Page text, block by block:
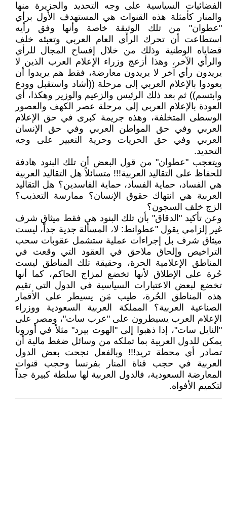
الفضائيات السياسية على وجه التحديد والجزيرة منها
والمنار كأمثلة هذه القنوات هي المستهدف الأول برأي
"عطوان" من تلك الوثيقة خاصة وأنها وفق رأيه
استطاعت أن تحرك الرأي العام العربي وتعبئه خلف
قضاياه الوطنية وذلك من خلال إفساح المجال للرأي
والرأي الآخر، وهذا أزعج وزراء الإعلام العرب الذين لا
يريدون رأي آخر لا يريدون معارضة، فقط هم يريدوا أن
يعودوا بالإعلام العربي إلى مرحلة ((أشاد واستقبل وودع
وابتسم)) ثم بعد ذلك الرئيس والزعيم والوزير وهكذا، أي
العودة بالإعلام العربي إلى مرحلة عصر الكهف والعصور
الوسطى المتخلفة، وهذه جريمة كبرى في حق الإعلام
العربي وفي حق المواطن العربي وفي حق الإنسان
العربي وفي حق الحريات وحرية التعبير على وجه
التحديد.
ويتعجب "عطوان" من قول البعض أن تلك البنود هادفة
للحفاظ على التقاليد العربية!!! متسائلاً هل التقاليد العربية
هي الفساد، حماية الفساد، حماية الفاسدين؟ هل التقاليد
العربية هي انتهاك حقوق الإنسان؟ ممارسة التعذيب؟
الزج خلف السجون؟
وعن تأكيد "الدقاق" بأن تلك البنود هي فقط ميثاق شرف
غير إلزامي يقول "عطوانط: لا، المسألة جدية جداً، ليست
ميثاق شرف بل إجراءات عملية ستشمل عقوبات سحب
التراخيص وإلحاق ملاحق في العقود التي وقعت في
المناطق الإعلامية الحرة، وحقيقة تلك المناطق ليست
حُرة على الإطلاق لأنها تخضع لمزاج الحاكم، كما أنها
تخضع لبعض الاعتبارات السياسية في الدول التي تقيم
هذه المناطق الحُرة، طيب مَن يسيطر على الأقمار
الصناعية العربية؟ المملكة العربية السعودية ووزراء
الإعلام العرب يسيطرون على "عرب سات"، ومصر على
"النايل سات"، إذا ذهبوا إلى "الهوت بيرد" مثلاً في أوروبا
يمكن للدول العربية بما تملكه من وسائل ضغط مالية أن
تصادر أي محطة تريد!!! وبالفعل نجحت بعض الدول
العربية في حجب قناة المنار بفرنسا وحجب قنوات
المعارضة السعودية، فالدول العربية لها سلطة كبيرة جداً
لتكميم الأفواه.